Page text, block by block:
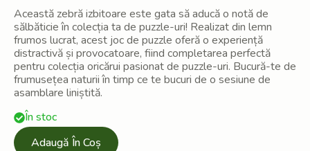
Această zebră izbitoare este gata să aducă o notă de
sălbăticie în colecția ta de puzzle-uri! Realizat din lemn
frumos lucrat, acest joc de puzzle oferă o experiență
distractivă și provocatoare, fiind completarea perfectă
pentru colecția oricărui pasionat de puzzle-uri. Bucură-te de
frumusețea naturii în timp ce te bucuri de o sesiune de
asamblare liniștită.
În stoc
Adaugă În Coș